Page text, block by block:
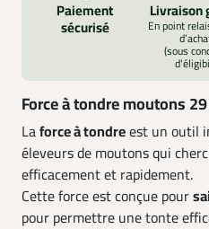
Paiement
sécurisé
Livraison
En point
(sous
Force à tondre moutons
Laforce à tondreest un outil
éleveurs de moutons qui
efficacement et rapidement.
Cette force est conçue pour
pour permettre une tonte